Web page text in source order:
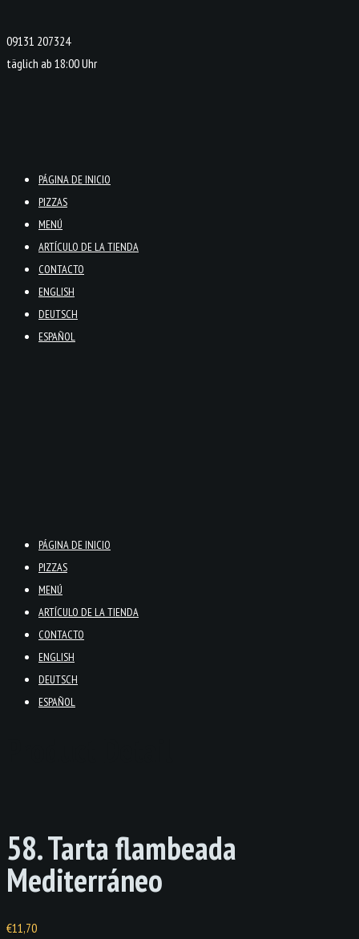
09131 207324
täglich ab 18:00 Uhr
PÁGINA DE INICIO
PIZZAS
MENÚ
ARTÍCULO DE LA TIENDA
CONTACTO
ENGLISH
DEUTSCH
ESPAÑOL
PÁGINA DE INICIO
PIZZAS
MENÚ
ARTÍCULO DE LA TIENDA
CONTACTO
ENGLISH
DEUTSCH
ESPAÑOL
58. Tarta flambeada
Mediterráneo
€11,70